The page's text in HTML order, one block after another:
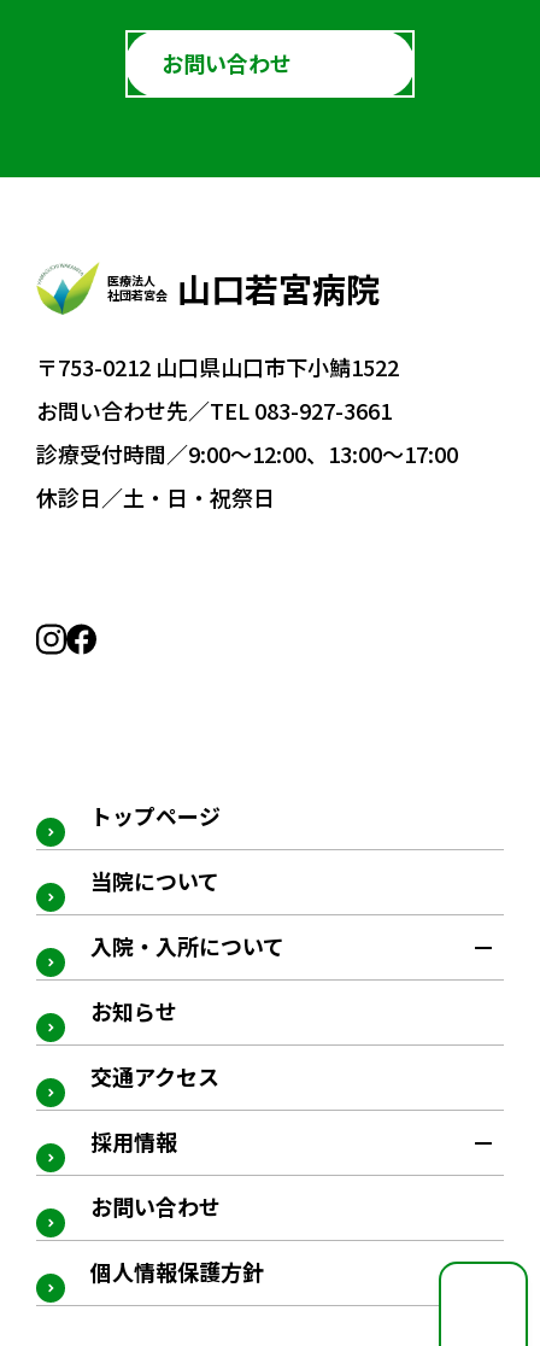
お問い合わせ
医療法人
社団若宮会
山口若宮病院
〒753-0212 山口県山口市下小鯖1522
お問い合わせ先／TEL 083-927-3661
診療受付時間／9:00〜12:00、13:00〜17:00
休診日／土・日・祝祭日
トップページ
当院について
入院・入所について
お知らせ
交通アクセス
採用情報
お問い合わせ
個人情報保護方針